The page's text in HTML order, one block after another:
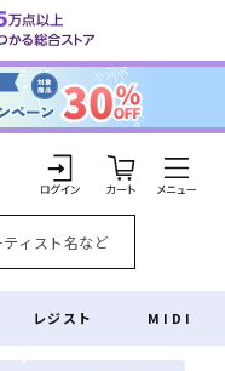
ロ
グ
イ
ン
カ
ー
ト
レジスト MIDI